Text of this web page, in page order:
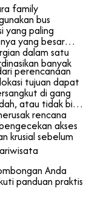
family
bus
yang paling
yang besar
dalam satu
banyak
perencanaan
tujuan dapat
di gang
atau tidak bisa
rencana
akses
krusial sebelum
Anda
panduan praktis